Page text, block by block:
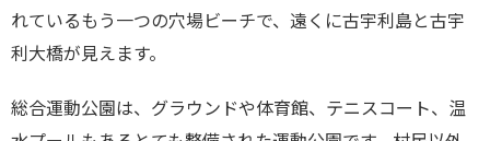
れているもう一つの穴場ビーチで、遠くに古宇利島と古宇
利大橋が見えます。
総合運動公園は、グラウンドや体育館、テニスコート、温